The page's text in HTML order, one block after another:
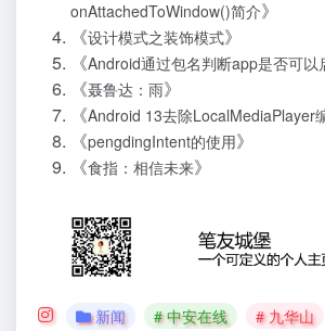
onAttachedToWindow()简介》
《设计模式之装饰模式》
《Android通过包名判断app是否可以
《聂鲁达：雨》
《Android 13去除LocalMediaPlayer
《pengdingIntent的使用》
《食指：相信未来》
新闻 # 中安在线 # 九华山